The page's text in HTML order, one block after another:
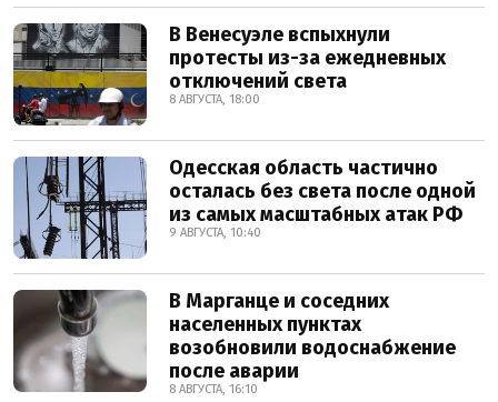
В Венесуэле вспыхнули
протесты из-за ежедневных
отключений света
8 АВГУСТА, 18:00
Одесская область частично
осталась без света после одной
из самых масштабных атак РФ
9 АВГУСТА, 10:40
В Марганце и соседних
населенных пунктах
возобновили водоснабжение
после аварии
8 АВГУСТА, 16:10